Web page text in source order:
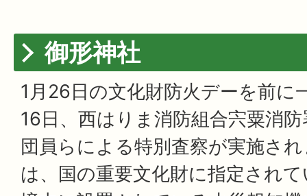
御形神社
1月26日の文化財防火デーを前に
16日、西はりま消防組合宍粟消
団員らによる特別査察が実施さ
は、国の重要文化財に指定され